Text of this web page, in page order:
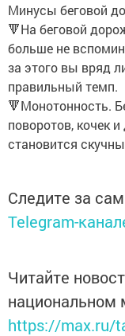
Минусы беговой
🔻На беговой
больше не
за этого вы вряд
правильный темп.
🔻Монотонность.
поворотов, кочек
становится
Следите за
Telegram-
Читайте
национальном
https://max.ru/